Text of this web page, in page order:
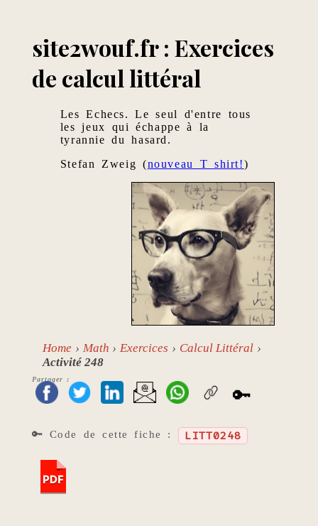
site2wouf.fr : Exercices
de calcul littéral
Les Echecs. Le seul d'entre tous
les jeux qui échappe à la
tyrannie du hasard.
Stefan Zweig (nouveau T shirt!)
Home Math Exercices
Calcul Littéral
Activité 248
Partager :
🔑
🔑 Code de cette fiche : LITT0248